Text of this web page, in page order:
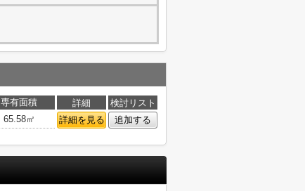
専有面積 詳細
検討リスト
65.58㎡ 詳細を見る 追加する